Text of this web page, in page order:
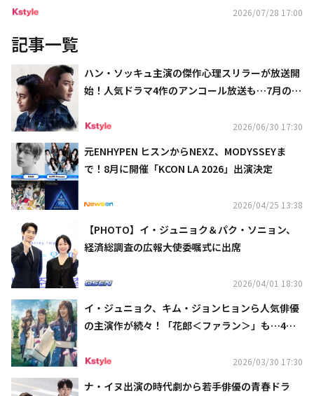
衛星劇場
2026/07/28 17:00
記事一覧
ハン・ソッキュ主演の傑作心理スリラーが放送開
始！人気ドラマ4作のアンコール放送も…7月のホ
2026/06/30 17:30
元ENHYPEN ヒスンからNEXZ、MODYSSEYま
で！8月に開催「KCON LA 2026」出演決定
2026/04/25 13:38
【PHOTO】イ・ジュニョク＆パク・ソニョン、
経済総調査の広報大使委嘱式に出席
2026/04/01 18:30
イ・ジュニョク、キム・ジョンヒョンら人気俳優
の主演作が続々！「花郎＜ファラン＞」も…4月
2026/03/30 17:30
ナ・イヌ出演の時代劇から若手俳優の青春ドラ